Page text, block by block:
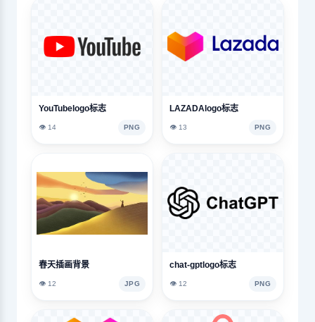
YouTubelogo标志
👁️ 14 PNG
LAZADAlogo标志
👁️ 13 PNG
春天插画背景
👁️ 12 JPG
chat-gptlogo标志
👁️ 12 PNG